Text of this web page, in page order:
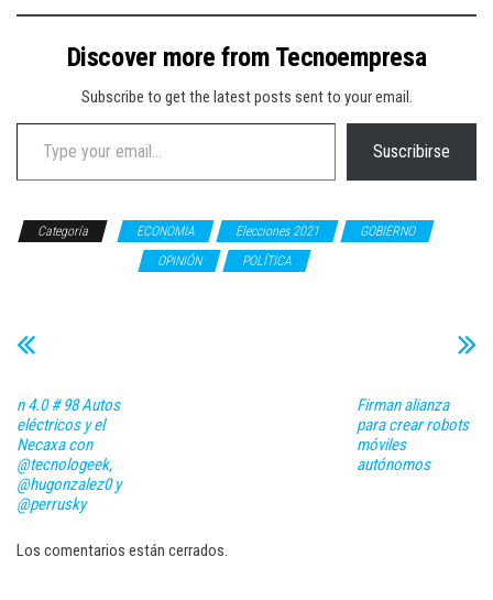
Discover more from Tecnoempresa
Subscribe to get the latest posts sent to your email.
Type your email…
Suscribirse
Categoría ECONOMIA Elecciones 2021
GOBIERNO
OPINIÓN POLÍTICA
n 4.0 # 98 Autos
eléctricos y el
Necaxa con
@tecnologeek,
@hugonzalez0 y
@perrusky
Firman alianza
para crear robots
móviles
autónomos
Los comentarios están cerrados.